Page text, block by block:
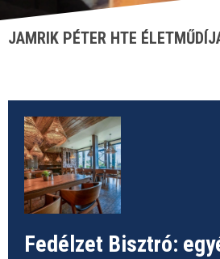
JAMRIK PÉTER HTE
Fedélzet Bisztró: